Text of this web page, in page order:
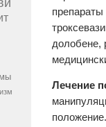
долобене,
Лечение